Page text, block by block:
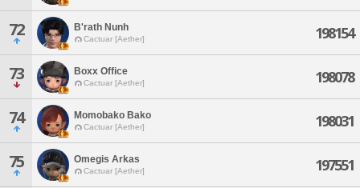
72 B'rath Nunh
Cactuar [Aether] 198154
73 Boxx Office
Cactuar [Aether] 198078
74 Momobako Bako
Cactuar [Aether] 198031
75 Omegis Arkas
Cactuar [Aether] 197551